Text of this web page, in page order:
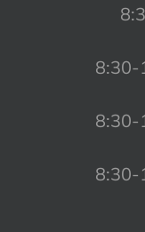
8:30-
8:30-
8:30-